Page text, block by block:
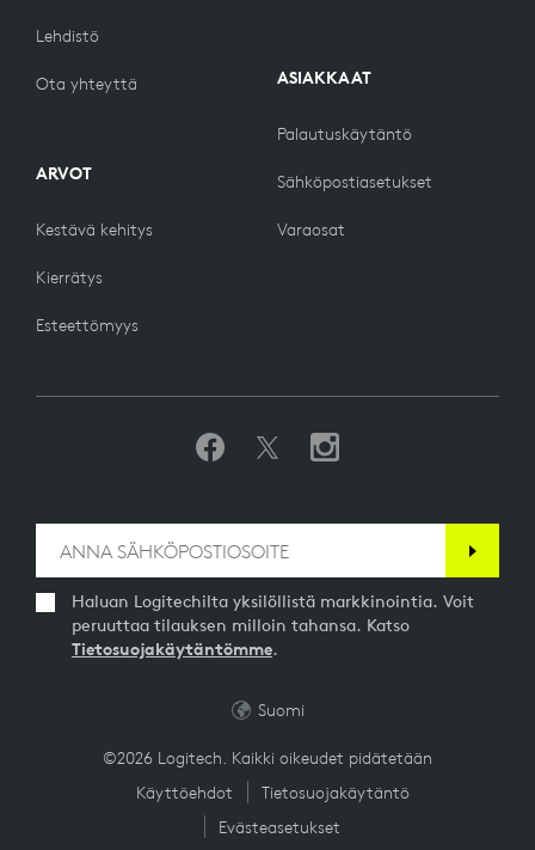
Lehdistö
Ota yhteyttä
ARVOT
Kestävä kehitys
Kierrätys
Esteettömyys
ASIAKKAAT
Palautuskäytäntö
Sähköpostiasetukset
Varaosat
Haluan Logitechilta yksilöllistä markkinointia. Voit
peruuttaa tilauksen milloin tahansa. Katso
Tietosuojakäytäntömme.
©2026 Logitech. Kaikki oikeudet pidätetään
Käyttöehdot
Tietosuojakäytäntö
Evästeasetukset
Suomi